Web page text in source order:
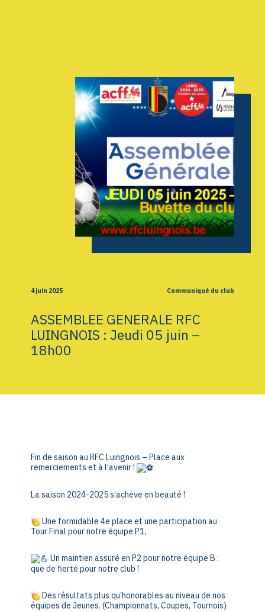
INFOS
CONTACT
4 juin 2025 Communiqué du club
ASSEMBLEE GENERALE RFC
LUINGNOIS : Jeudi 05 juin –
18h00
Fin de saison au RFC Luingnois – Place aux
remerciements et à l’avenir !
La saison 2024-2025 s’achève en beauté !
Une formidable 4e place et une participation au
Tour Final pour notre équipe P1,
Un maintien assuré en P2 pour notre équipe B :
que de fierté pour notre club !
Des résultats plus qu’honorables au niveau de nos
équipes de Jeunes. (Championnats, Coupes, Tournois)